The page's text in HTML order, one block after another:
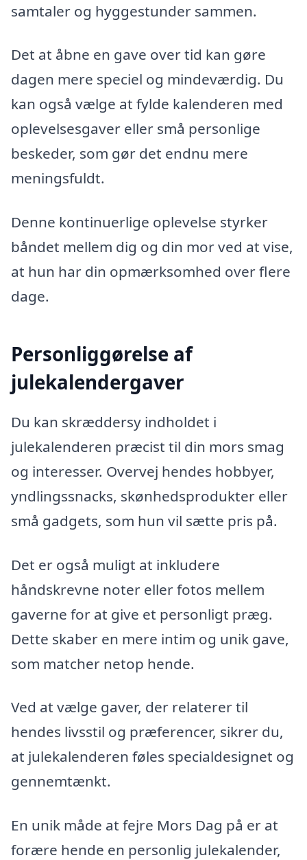
samtaler og hyggestunder sammen.
Det at åbne en gave over tid kan gøre
dagen mere speciel og mindeværdig. Du
kan også vælge at fylde kalenderen med
oplevelsesgaver eller små personlige
beskeder, som gør det endnu mere
meningsfuldt.
Denne kontinuerlige oplevelse styrker
båndet mellem dig og din mor ved at vise,
at hun har din opmærksomhed over flere
dage.
Personliggørelse af
julekalendergaver
Du kan skræddersy indholdet i
julekalenderen præcist til din mors smag
og interesser. Overvej hendes hobbyer,
yndlingssnacks, skønhedsprodukter eller
små gadgets, som hun vil sætte pris på.
Det er også muligt at inkludere
håndskrevne noter eller fotos mellem
gaverne for at give et personligt præg.
Dette skaber en mere intim og unik gave,
som matcher netop hende.
Ved at vælge gaver, der relaterer til
hendes livsstil og præferencer, sikrer du,
at julekalenderen føles specialdesignet og
gennemtænkt.
En unik måde at fejre Mors Dag på er at
forære hende en personlig julekalender,